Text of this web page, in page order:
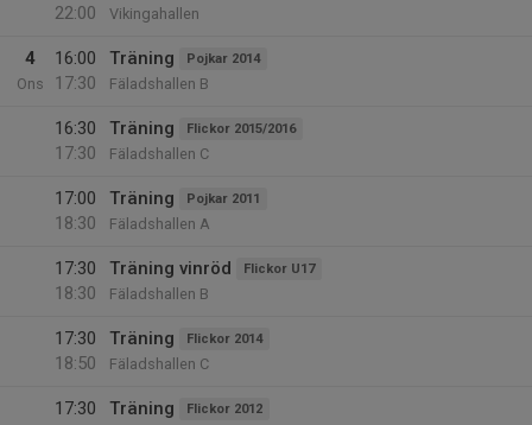
22:00
Vikingahallen
4
Ons
16:00
17:30
Träning Pojkar 2014
Fäladshallen B
16:30
17:30
Träning Flickor 2015/2016
Fäladshallen C
17:00
18:30
Träning Pojkar 2011
Fäladshallen A
17:30
18:30
Träning vinröd Flickor U17
Fäladshallen B
17:30
18:50
Träning Flickor 2014
Fäladshallen C
17:30
Träning Flickor 2012